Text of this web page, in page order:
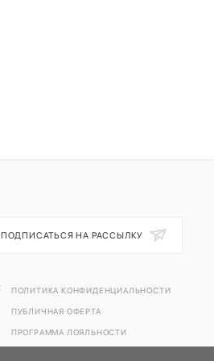
ПОДПИСАТЬСЯ НА РАССЫЛКУ
ПОЛИТИКА КОНФИДЕНЦИАЛЬНОСТИ
ПУБЛИЧНАЯ ОФЕРТА
ПРОГРАММА ЛОЯЛЬНОСТИ